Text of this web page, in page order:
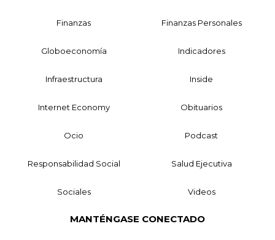
Finanzas Finanzas Personales
Globoeconomía Indicadores
Infraestructura Inside
Internet Economy Obituarios
Ocio Podcast
Responsabilidad Social Salud Ejecutiva
Sociales Videos
MANTÉNGASE CONECTADO